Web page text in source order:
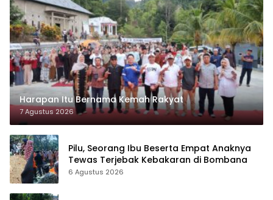
Harapan Itu Bernama Kemah Rakyat
7 Agustus 2026
Pilu, Seorang Ibu Beserta Empat Anaknya
Tewas Terjebak Kebakaran di Bombana
6 Agustus 2026